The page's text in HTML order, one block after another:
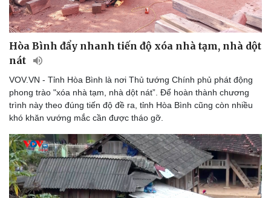
Hòa Bình đẩy nhanh tiến độ xóa nhà tạm, nhà dột
nát
VOV.VN - Tỉnh Hòa Bình là nơi Thủ tướng Chính phủ phát động
phong trào "xóa nhà tạm, nhà dột nát”. Để hoàn thành chương
trình này theo đúng tiến độ đề ra, tỉnh Hòa Bình cũng còn nhiều
khó khăn vướng mắc cần được tháo gỡ.